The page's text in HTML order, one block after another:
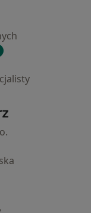
Strona główna